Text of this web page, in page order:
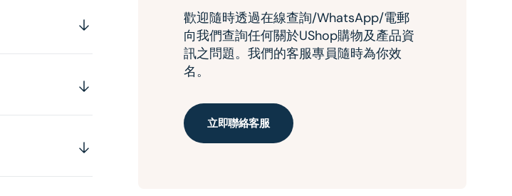
歡迎隨時透過在線查詢/WhatsApp/電郵
向我們查詢任何關於UShop購物及產品資
訊之問題。我們的客服專員隨時為你效
名。
立即聯絡客服